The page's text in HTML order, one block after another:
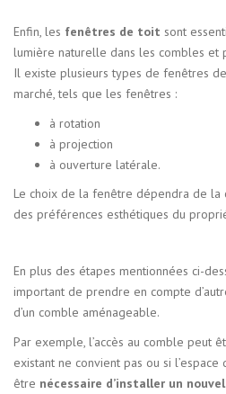
Enfin, les fenêtres de toit sont
lumière naturelle dans les combles et
Il existe plusieurs types de fenêtres
marché, tels que les fenêtres :
à rotation
à projection
à ouverture latérale.
Le choix de la fenêtre dépendra de
des préférences esthétiques du
En plus des étapes mentionnées ci-
important de prendre en compte
d’un comble aménageable.
Par exemple, l’accès au comble peut
existant ne convient pas ou si
être nécessaire d’installer un